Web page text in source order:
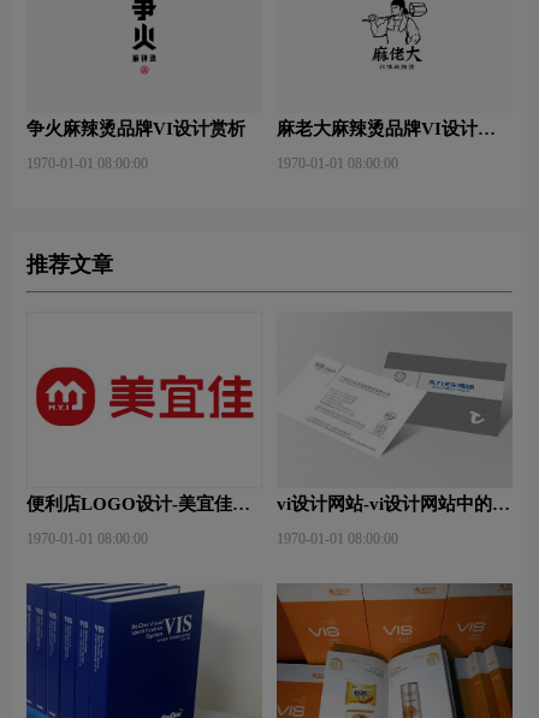
争火麻辣烫品牌VI设计赏析
1970-01-01 08:00:00
麻老大麻辣烫品牌VI设计赏
1970-01-01 08:00:00
推荐文章
便利店LOGO设计-美宜佳品
1970-01-01 08:00:00
vi设计网站-vi设计网站中的完
1970-01-01 08:00:00